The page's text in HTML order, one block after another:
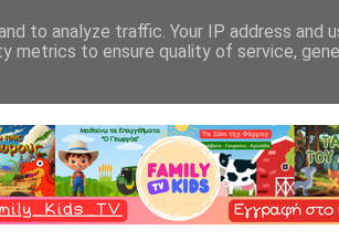
Επικοινωνία
Αστακός: Πολιτιστικές και Αθλητικές
to analyze traffic. Your IP address and
metrics to ensure quality of service,